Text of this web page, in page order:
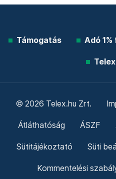
Támogatás Adó
© 2026 Telex.hu Zrt.
Átláthatóság ÁSZF
Sütitájékoztató Süti
Kommentelési